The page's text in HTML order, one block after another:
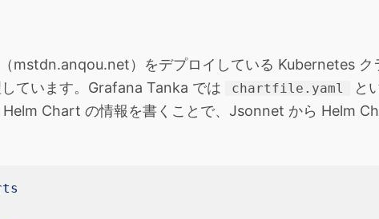
mstdn.anqou.net）をデプロイしている Kubernetes
ています。Grafana Tanka では
chartfile.yaml
と
Helm Chart の情報を書くことで、Jsonnet から Helm